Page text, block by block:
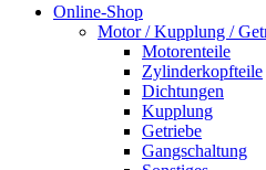
Online-Shop
Motor / Kupplung /
Motorenteile
Zylinderkopfteile
Dichtungen
Kupplung
Getriebe
Gangschaltung